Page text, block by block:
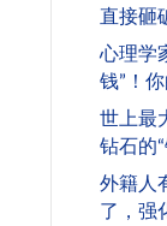
直接砸
心理学
钱”！
世上最
钻石的
外籍人
了，强